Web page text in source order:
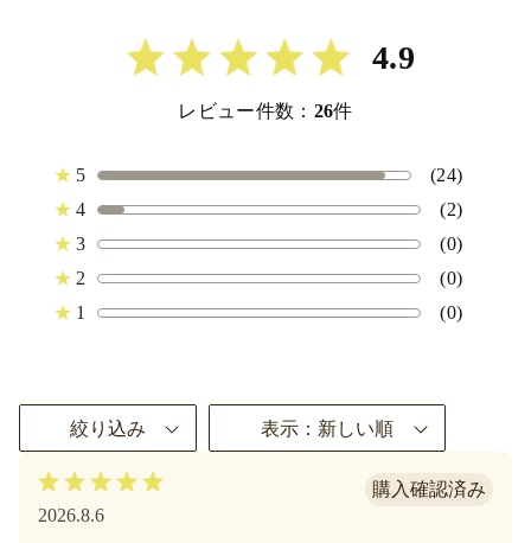
4.9
レビュー件数： 26件
★ 5
(24)
★ 4
(2)
★ 3
(0)
★ 2
(0)
★ 1 (0)
絞り込み 表示：新しい順
2026.8.6